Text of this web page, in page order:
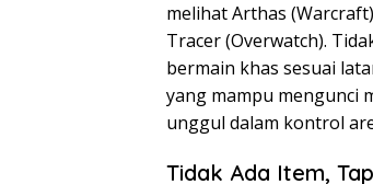
melihat Arthas
Tracer (Overwatch).
bermain khas sesuai
yang mampu mengunci
unggul dalam kontrol
Tidak Ada Item,